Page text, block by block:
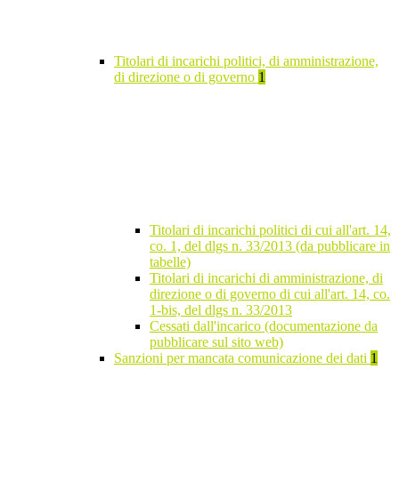
Titolari di incarichi politici, di amministrazione,
di direzione o di governo 1
Titolari di incarichi politici di cui all'art. 14,
co. 1, del dlgs n. 33/2013 (da pubblicare in
tabelle)
Titolari di incarichi di amministrazione, di
direzione o di governo di cui all'art. 14, co.
1-bis, del dlgs n. 33/2013
Cessati dall'incarico (documentazione da
pubblicare sul sito web)
Sanzioni per mancata comunicazione dei dati 1